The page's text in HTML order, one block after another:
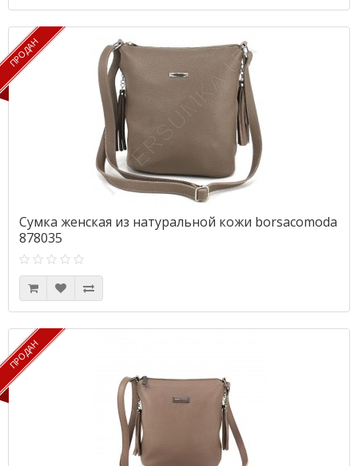
ПРОДАН
ПРОДАН
Сумка женская из натуральной кожи borsacomoda
878035
ПРОДАН
ПРОДАН